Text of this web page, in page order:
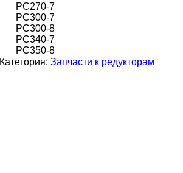
PC270-7
PC300-7
PC300-8
PC340-7
PC350-8
Категория: Запчасти к редукторам